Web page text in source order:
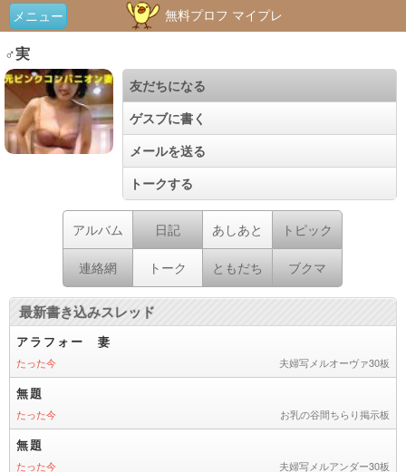
メニュー 無料プロフ マイプレ
♂実
友だちになる
ゲスブに書く
メールを送る
トークする
アルバム 日記 あしあと トピック
連絡網 トーク ともだち ブクマ